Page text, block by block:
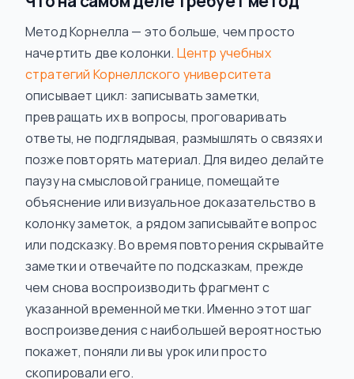
Метод Корнелла — это больше, чем просто
начертить две колонки. Центр учебных
стратегий Корнеллского университета
описывает цикл: записывать заметки,
превращать их в вопросы, проговаривать
ответы, не подглядывая, размышлять о связях и
позже повторять материал. Для видео делайте
паузу на смысловой границе, помещайте
объяснение или визуальное доказательство в
колонку заметок, а рядом записывайте вопрос
или подсказку. Во время повторения скрывайте
заметки и отвечайте по подсказкам, прежде
чем снова воспроизводить фрагмент с
указанной временной метки. Именно этот шаг
воспроизведения с наибольшей вероятностью
покажет, поняли ли вы урок или просто
скопировали его.